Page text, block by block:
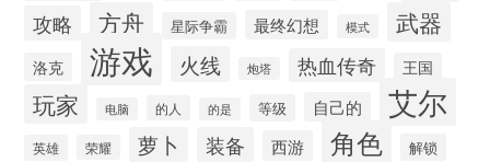
攻略
方舟 星际争霸 最终幻想 模式 武器
洛克 游戏 火线 炮塔 热血传奇 王国
玩家 电脑 的人 的是 等级 自己的 艾尔
英雄 荣耀 萝卜 装备 西游 角色 解锁